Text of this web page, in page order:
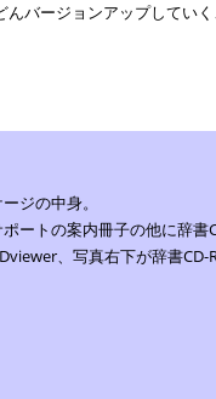
んバージョンアップしてい
ジの中身。
ートの案内冊子の他に辞書
、写真右下が辞書